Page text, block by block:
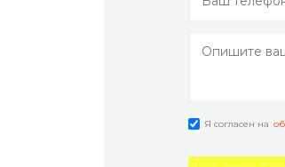
Я согласен на